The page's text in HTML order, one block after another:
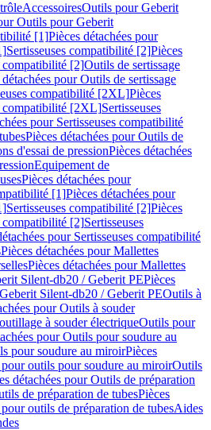
AccessoiresOutils pour Geberit
Outils pour Geberit
[1]Pièces détachées pour
Sertisseuses compatibilité [2]Pièces
compatibilité [2]Outils de sertissage
détachées pour Outils de sertissage
compatibilité [2XL]Pièces
compatibilité [2XL]Sertisseuses
pour Sertisseuses compatibilité
Pièces détachées pour Outils de
d'essai de pressionPièces détachées
Equipement de
Pièces détachées pour
[1]Pièces détachées pour
Sertisseuses compatibilité [2]Pièces
compatibilité [2]Sertisseuses
pour Sertisseuses compatibilité
Pièces détachées pour Mallettes
Pièces détachées pour Mallettes
Silent-db20 / Geberit PEPièces
Silent-db20 / Geberit PEOutils à
pour Outils à souder
à souder électriqueOutils pour
pour Outils pour soudure au
pour soudure au miroirPièces
outils pour soudure au miroirOutils
détachées pour Outils de préparation
de préparation de tubesPièces
outils de préparation de tubesAides